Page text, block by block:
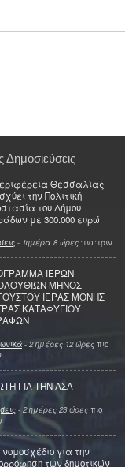
Θεσσαλίας
την Πολιτική
του Δήμου
με 300.000 ευρώ
- 1ημέρα 8 ώρες πιο πριν
ΙΕΡΩΝ
ΜΗΝΟΣ
ΙΕΡΑΣ ΜΟΝΗΣ
ΚΑΤΑΦΥΓΙΟΥ
- 2 ημέρες 12 ώρες πιο
ΓΙΑ ΤΗΝ ΑΣΑ
- 2 ημέρες 23 ώρες πιο
νομοσχέδιο για την
των δημοτικών